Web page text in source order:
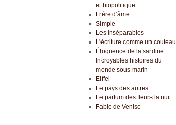
et biopolitique
Frère d’âme
Simple
Les inséparables
L'écriture comme un couteau
Éloquence de la sardine:
Incroyables histoires du
monde sous-marin
Eiffel
Le pays des autres
Le parfum des fleurs la nuit
Fable de Venise